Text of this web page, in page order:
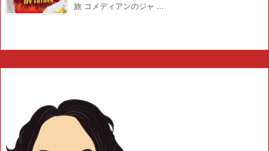
旅 コメディアンのジャ ...